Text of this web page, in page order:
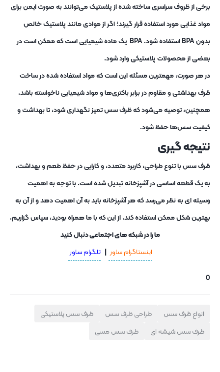
برخی از ظروف سراسری ساخته شده از پلاستیک می‌توانند به صورت ایمن برای
مواد غذایی مورد استفاده قرار گیرند؛ اگر از موادی مانند پلاستیک خالص
بدون BPA استفاده شود. BPA یک ماده شیمیایی است که ممکن است در
بعضی از محصولات پلاستیکی وارد شود.
در هر صورت، مهمترین مسئله این است که مواد استفاده شده در ساخت
ظرف بهداشتی و مقاوم در برابر باکتری‌ها و مواد شیمیایی ناخواسته باشد.
همچنین، توصیه می‌شود که ظرف سس تمیز نگهداری شود، تا بهداشت و
کیفیت سس‌ها حفظ شود.
نتیجهگیری
ظرف سس با تنوع طراحی، کاربرد متعدد، و کارایی در حفظ طعم و بهداشت،
به یک قطعه اساسی در آشپزخانه تبدیل شده است. با توجه به اهمیت
وسیله ای به نظر می‌رسد که هر آشپزخانه باید به آن اهمیت دهد و از آن به
بهترین شکل ممکن استفاده کند. از این که با ما همراه بودید، سپاس گزاریم.
ما را در شبکه های اجتماعی دنبال کنید
اینستاگرام ساور |تلگرام ساور
0
انواع ظرف سس طراحی ظرف سس
ظرف سس پلاستیکی
ظرف سس شیشه ای
ظرف سس مسی